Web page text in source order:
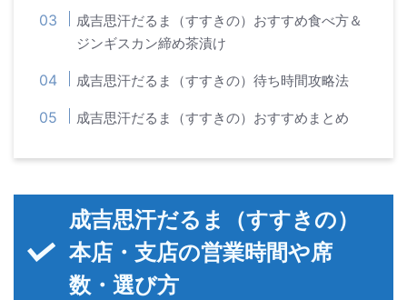
成吉思汗だるま（すすきの）おすすめ食べ方＆
ジンギスカン締め茶漬け
成吉思汗だるま（すすきの）待ち時間攻略法
成吉思汗だるま（すすきの）おすすめまとめ
成吉思汗だるま（すすきの）
本店・支店の営業時間や席
数・選び方